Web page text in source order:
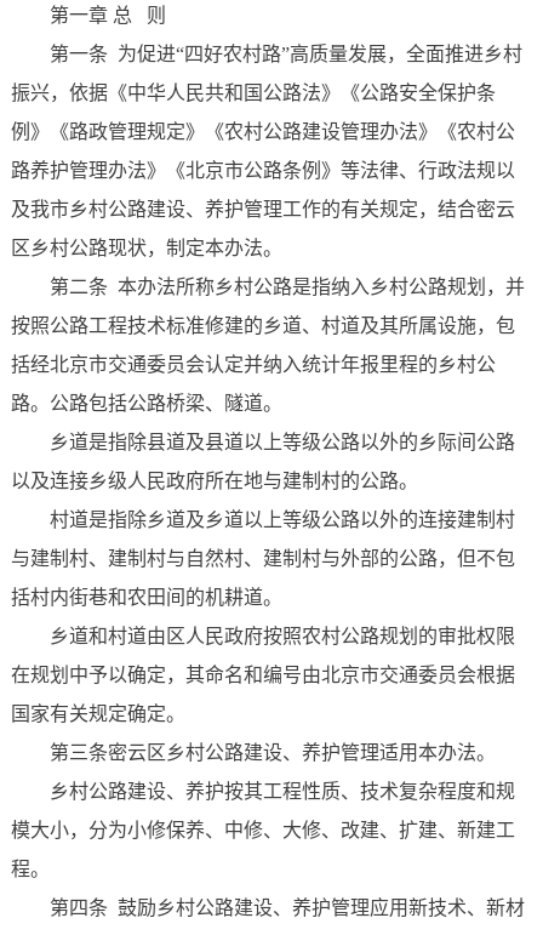
第一章 总 则
第一条 为促进“四好农村路”高质量发展，全面推进乡村
振兴，依据《中华人民共和国公路法》《公路安全保护条
例》《路政管理规定》《农村公路建设管理办法》《农村公
路养护管理办法》《北京市公路条例》等法律、行政法规以
及我市乡村公路建设、养护管理工作的有关规定，结合密云
区乡村公路现状，制定本办法。
第二条 本办法所称乡村公路是指纳入乡村公路规划，并
按照公路工程技术标准修建的乡道、村道及其所属设施，包
括经北京市交通委员会认定并纳入统计年报里程的乡村公
路。公路包括公路桥梁、隧道。
乡道是指除县道及县道以上等级公路以外的乡际间公路
以及连接乡级人民政府所在地与建制村的公路。
村道是指除乡道及乡道以上等级公路以外的连接建制村
与建制村、建制村与自然村、建制村与外部的公路，但不包
括村内街巷和农田间的机耕道。
乡道和村道由区人民政府按照农村公路规划的审批权限
在规划中予以确定，其命名和编号由北京市交通委员会根据
国家有关规定确定。
第三条密云区乡村公路建设、养护管理适用本办法。
乡村公路建设、养护按其工程性质、技术复杂程度和规
模大小，分为小修保养、中修、大修、改建、扩建、新建工
程。
第四条 鼓励乡村公路建设、养护管理应用新技术、新材